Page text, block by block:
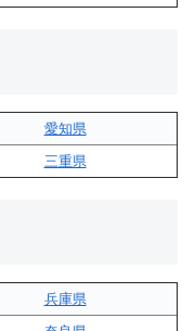
愛知県
三重県
兵庫県